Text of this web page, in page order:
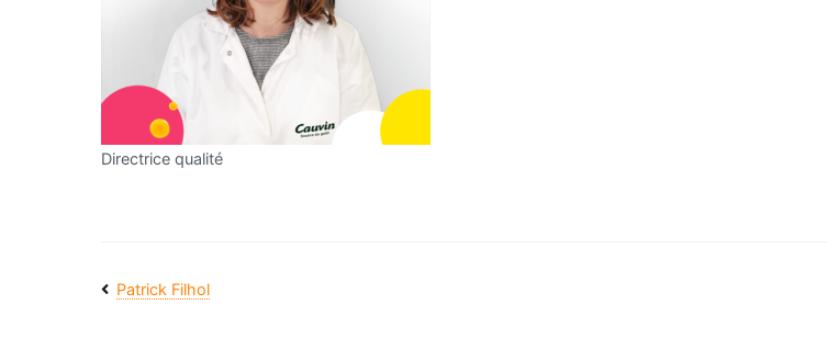
Directrice qualité
Patrick Filhol